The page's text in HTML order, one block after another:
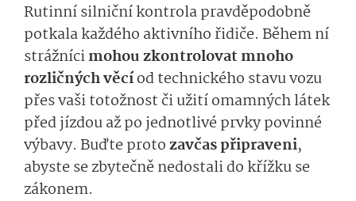
Rutinní silniční kontrola pravděpodobně
potkala každého aktivního řidiče. Během ní
strážnícimohou zkontrolovat mnoho
rozličných věcíod technického stavu vozu
přes vaši totožnost či užití omamných látek
před jízdou až po jednotlivé prvky povinné
výbavy. Buďte protozavčas připraveni,
abyste se zbytečně nedostali do křížku se
zákonem.